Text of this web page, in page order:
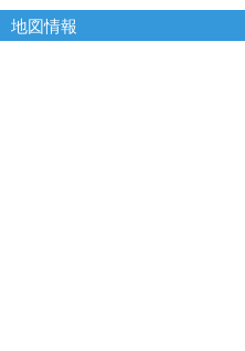
地図情報